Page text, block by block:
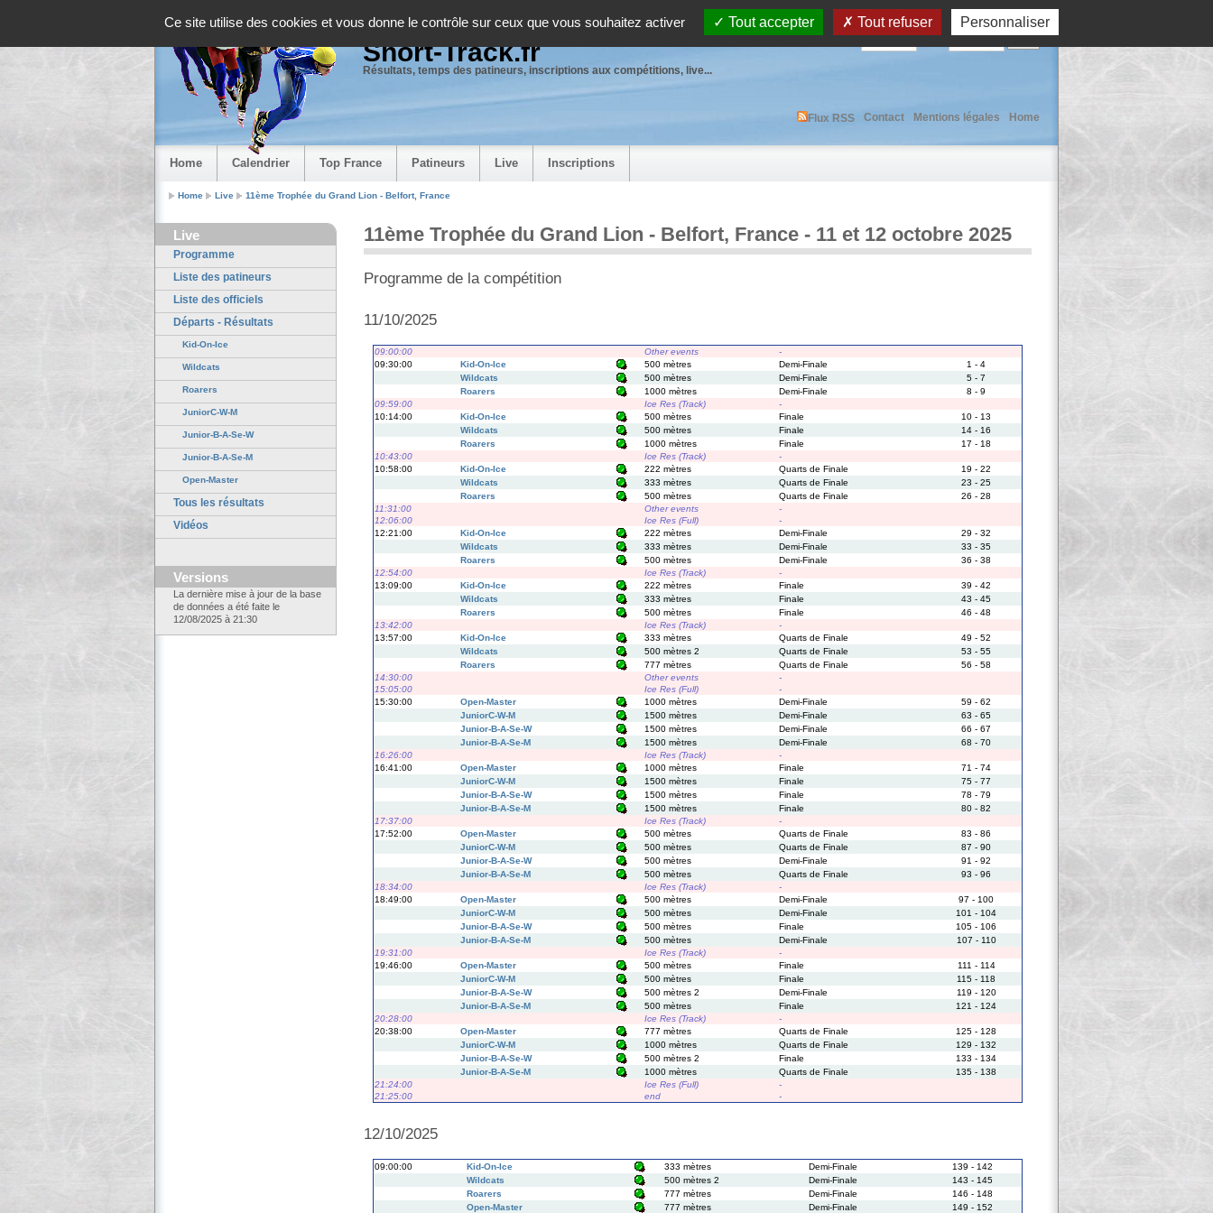
Ce site utilise des cookies et vous donne le contrôle sur ceux que vous souhaitez activer Tout accepter Tout refuser Personnaliser
Short-Track.fr
Résultats, temps des patineurs, inscriptions aux compétitions, live...
Home
Mentions légales
Contact
Flux RSS
Home Calendrier Top France Patineurs Live Inscriptions
Home Live 11ème Trophée du Grand Lion - Belfort, France
Live
Programme
Liste des patineurs
Liste des officiels
Départs - Résultats
Kid-On-Ice
Wildcats
Roarers
JuniorC-W-M
Junior-B-A-Se-W
Junior-B-A-Se-M
Open-Master
Tous les résultats
Vidéos
Versions
La dernière mise à jour de la base
de données a été faite le
12/08/2025 à 21:30
11ème Trophée du Grand Lion - Belfort, France - 11 et 12 octobre 2025
Programme de la compétition
11/10/2025
09:00:00 Other events
-
09:30:00
Kid-On-Ice 500 mètres Demi-Finale
1 - 4
Wildcats
500 mètres Demi-Finale
5 - 7
Roarers
1000 mètres Demi-Finale
8 - 9
09:59:00
Ice Res (Track)
-
10:14:00
Kid-On-Ice 500 mètres Finale
10 - 13
Wildcats
500 mètres Finale
14 - 16
Roarers
1000 mètres Finale
17 - 18
10:43:00
Ice Res (Track)
-
10:58:00
Kid-On-Ice 222 mètres Quarts de Finale
19 - 22
Wildcats
333 mètres Quarts de Finale
23 - 25
Roarers
500 mètres Quarts de Finale
26 - 28
11:31:00
Other events
-
12:06:00
Ice Res (Full)
-
12:21:00
Kid-On-Ice 222 mètres Demi-Finale
29 - 32
Wildcats
333 mètres Demi-Finale
33 - 35
Roarers
500 mètres Demi-Finale
36 - 38
12:54:00
Ice Res (Track)
-
13:09:00
Kid-On-Ice 222 mètres Finale
39 - 42
Wildcats
333 mètres Finale
43 - 45
Roarers
500 mètres Finale
46 - 48
13:42:00
Ice Res (Track)
-
13:57:00
Kid-On-Ice 333 mètres Quarts de Finale
49 - 52
Wildcats
500 mètres 2 Quarts de Finale
53 - 55
Roarers
777 mètres Quarts de Finale
56 - 58
14:30:00
Other events
-
15:05:00
Ice Res (Full)
-
15:30:00
Open-Master 1000 mètres Demi-Finale
59 - 62
JuniorC-W-M
1500 mètres Demi-Finale
63 - 65
Junior-B-A-Se-W
1500 mètres Demi-Finale
66 - 67
Junior-B-A-Se-M
1500 mètres Demi-Finale
68 - 70
16:26:00
Ice Res (Track)
-
16:41:00
Open-Master 1000 mètres Finale
71 - 74
JuniorC-W-M
1500 mètres Finale
75 - 77
Junior-B-A-Se-W
1500 mètres Finale
78 - 79
Junior-B-A-Se-M
1500 mètres Finale
80 - 82
17:37:00
Ice Res (Track)
-
17:52:00
Open-Master 500 mètres Quarts de Finale
83 - 86
JuniorC-W-M
500 mètres Quarts de Finale
87 - 90
Junior-B-A-Se-W
500 mètres Demi-Finale
91 - 92
Junior-B-A-Se-M
500 mètres Quarts de Finale
93 - 96
18:34:00
Ice Res (Track)
-
18:49:00
Open-Master 500 mètres Demi-Finale
97 - 100
JuniorC-W-M
500 mètres Demi-Finale
101 - 104
Junior-B-A-Se-W
500 mètres Finale
105 - 106
Junior-B-A-Se-M
500 mètres Demi-Finale
107 - 110
19:31:00
Ice Res (Track)
-
19:46:00
Open-Master 500 mètres Finale
111 - 114
JuniorC-W-M
500 mètres Finale
115 - 118
Junior-B-A-Se-W
500 mètres 2 Demi-Finale
119 - 120
Junior-B-A-Se-M
500 mètres Finale
121 - 124
20:28:00
Ice Res (Track)
-
20:38:00
Open-Master 777 mètres Quarts de Finale
125 - 128
JuniorC-W-M
1000 mètres Quarts de Finale
129 - 132
Junior-B-A-Se-W
500 mètres 2 Finale
133 - 134
Junior-B-A-Se-M
1000 mètres Quarts de Finale
135 - 138
21:24:00
Ice Res (Full)
-
21:25:00
end -
12/10/2025
09:00:00 Kid-On-Ice 333 mètres Demi-Finale
139 - 142
Wildcats
500 mètres 2 Demi-Finale
143 - 145
Roarers
777 mètres Demi-Finale
146 - 148
Open-Master
777 mètres Demi-Finale 149 - 152